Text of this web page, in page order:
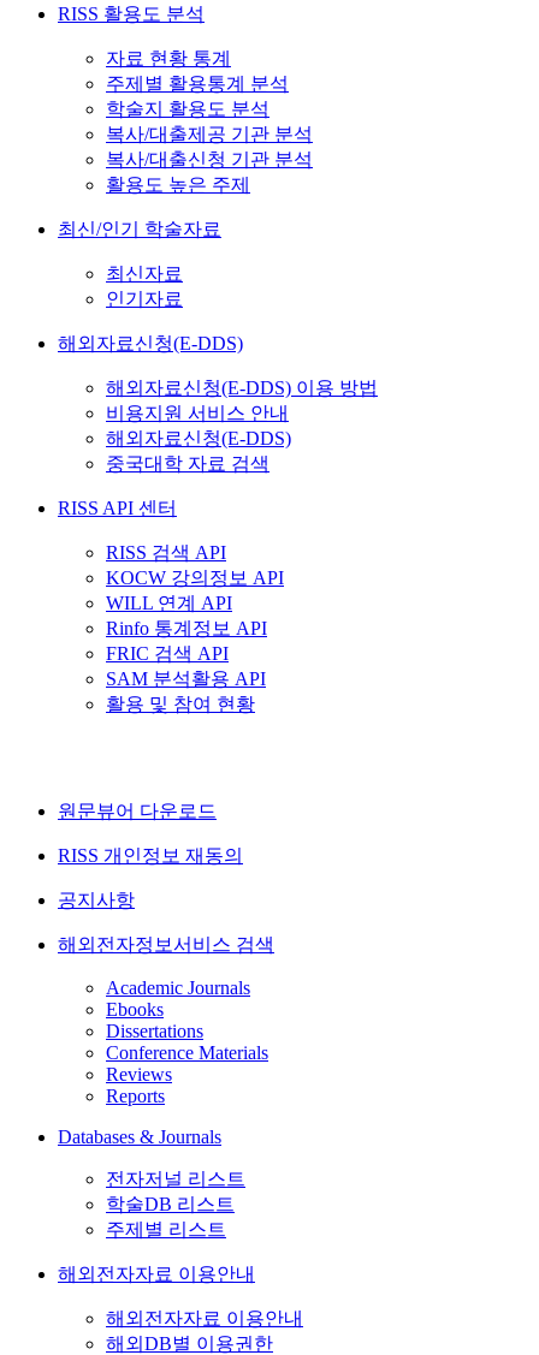
RISS 활용도 분석
자료 현황 통계
주제별 활용통계 분석
학술지 활용도 분석
복사/대출제공 기관 분석
복사/대출신청 기관 분석
활용도 높은 주제
최신/인기 학술자료
최신자료
인기자료
해외자료신청(E-DDS)
해외자료신청(E-DDS) 이용 방법
비용지원 서비스 안내
해외자료신청(E-DDS)
중국대학 자료 검색
RISS API 센터
RISS 검색 API
KOCW 강의정보 API
WILL 연계 API
Rinfo 통계정보 API
FRIC 검색 API
SAM 분석활용 API
활용 및 참여 현황
원문뷰어 다운로드
RISS 개인정보 재동의
공지사항
해외전자정보서비스 검색
Academic Journals
Ebooks
Dissertations
Conference Materials
Reviews
Reports
Databases & Journals
전자저널 리스트
학술DB 리스트
주제별 리스트
해외전자자료 이용안내
해외전자자료 이용안내
해외DB별 이용권한